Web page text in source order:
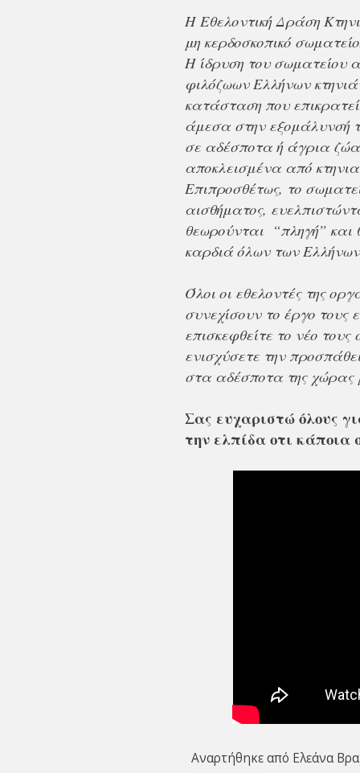
Η Εθελοντική Δράση
μη κερδοσκοπικό
Η ίδρυση του σωματείου
φιλόζωων Ελλήνων
κατάσταση που
άμεσα στην εξομάλυνσή
σε αδέσποτα ή άγρια ζώα
αποκλεισμένα από
Επιπροσθέτως, το
αισθήματος,
θεωρούνται “πληγή” και
καρδιά όλων των
Όλοι οι εθελοντές της
συνεχίσουν το έργο τους
επισκεφθείτε το νέο
ενισχύσετε την
στα αδέσποτα της χώρας
Σας ευχαριστώ όλους
την ελπίδα οτι
Αναρτήθηκε από Ελεάνα